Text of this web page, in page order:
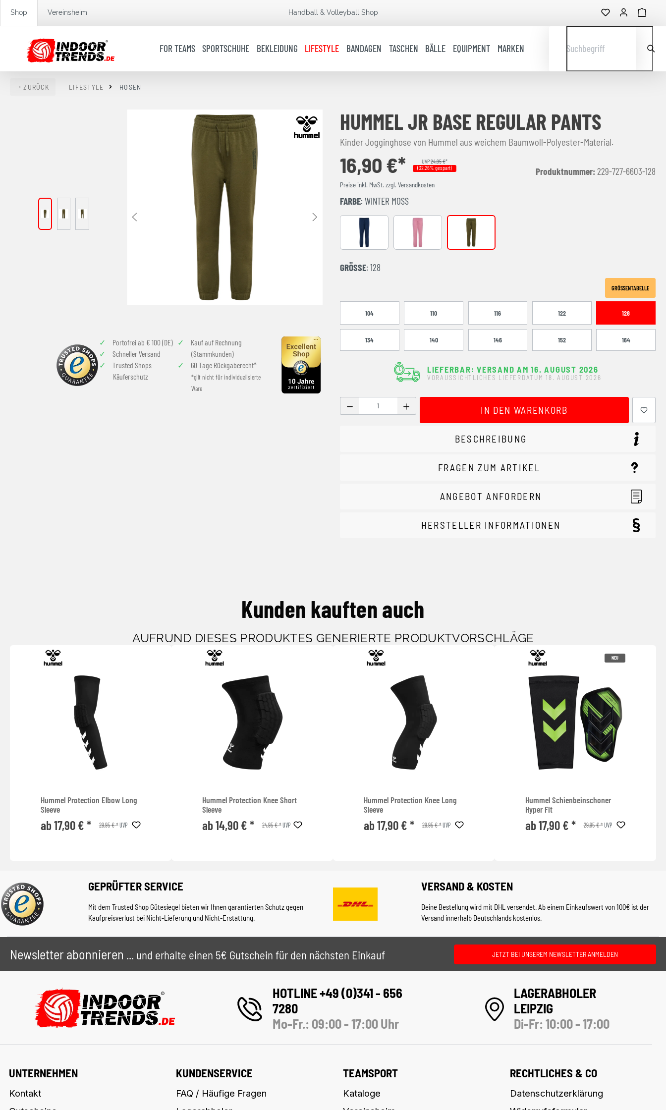
Zur Hauptnavigation springen
Shop Vereinsheim Handball & Volleyball Shop
FOR TEAMS SPORTSCHUHE BEKLEIDUNG LIFESTYLE BANDAGEN TASCHEN BÄLLE EQUIPMENT MARKEN Suchbegriff
ZURÜCK LIFESTYLE HOSEN
Portofrei ab € 100 (DE)
Schneller Versand
Trusted Shops
Käuferschutz
Kauf auf Rechnung
(Stammkunden)
60 Tage Rückgaberecht*
*gilt nicht für individualisierte
Ware
HUMMEL JR BASE REGULAR PANTS
Kinder Jogginghose von Hummel aus weichem Baumwoll-Polyester-Material.
16,90 €* UVP24,95 €*
(32.26% gespart)
Preise inkl. MwSt. zzgl. Versandkosten
Produktnummer: 229-727-6603-128
FARBE: WINTER MOSS
DRESS BLUES POLIGNAC WINTER MOSS
GRÖSSE : 128
GRÖSSENTABELLE
104 110 116 122 128
134 140 146 152 164
LIEFERBAR: VERSAND AM 16. AUGUST 2026
VORAUSSICHTLICHES LIEFERDATUM 18. AUGUST 2026
Produkt Anzahl: Gib den gewünschten Wert ein oder benutze die Schaltflächen
IN DEN WARENKORB
BESCHREIBUNG
FRAGEN ZUM ARTIKEL
ANGEBOT ANFORDERN
HERSTELLER INFORMATIONEN
Kunden kauften auch
AUFRUND DIESES PRODUKTES GENERIERTE PRODUKTVORSCHLÄGE
Hummel Protection Elbow Long
Sleeve
ab 17,90 € * 29,95 € *UVP
Hummel Protection Knee Short
Sleeve
ab 14,90 € * 24,95 € *UVP
Hummel Protection Knee Long
Sleeve
ab 17,90 € * 29,95 € *UVP
NEU
Hummel Schienbeinschoner
Hyper Fit
ab 17,90 € * 29,95 € *UVP
GEPRÜFTER SERVICE
Mit dem Trusted Shop Gütesiegel bieten wir Ihnen garantierten Schutz gegen
Kaufpreisverlust bei Nicht-Lieferung und Nicht-Erstattung.
VERSAND & KOSTEN
Deine Bestellung wird mit DHL versendet. Ab einem Einkaufswert von 100€ ist der
Versand innerhalb Deutschlands kostenlos.
Newsletter abonnieren ... und erhalte einen 5€ Gutschein für den nächsten Einkauf JETZT BEI UNSEREM NEWSLETTER ANMELDEN
HOTLINE +49 (0)341 - 656
7280
Mo-Fr.: 09:00 - 17:00 Uhr
LAGERABHOLER
LEIPZIG
Di-Fr: 10:00 - 17:00
UNTERNEHMEN
Kontakt
KUNDENSERVICE
FAQ / Häufige Fragen
TEAMSPORT
Kataloge
RECHTLICHES & CO
Datenschutzerklärung